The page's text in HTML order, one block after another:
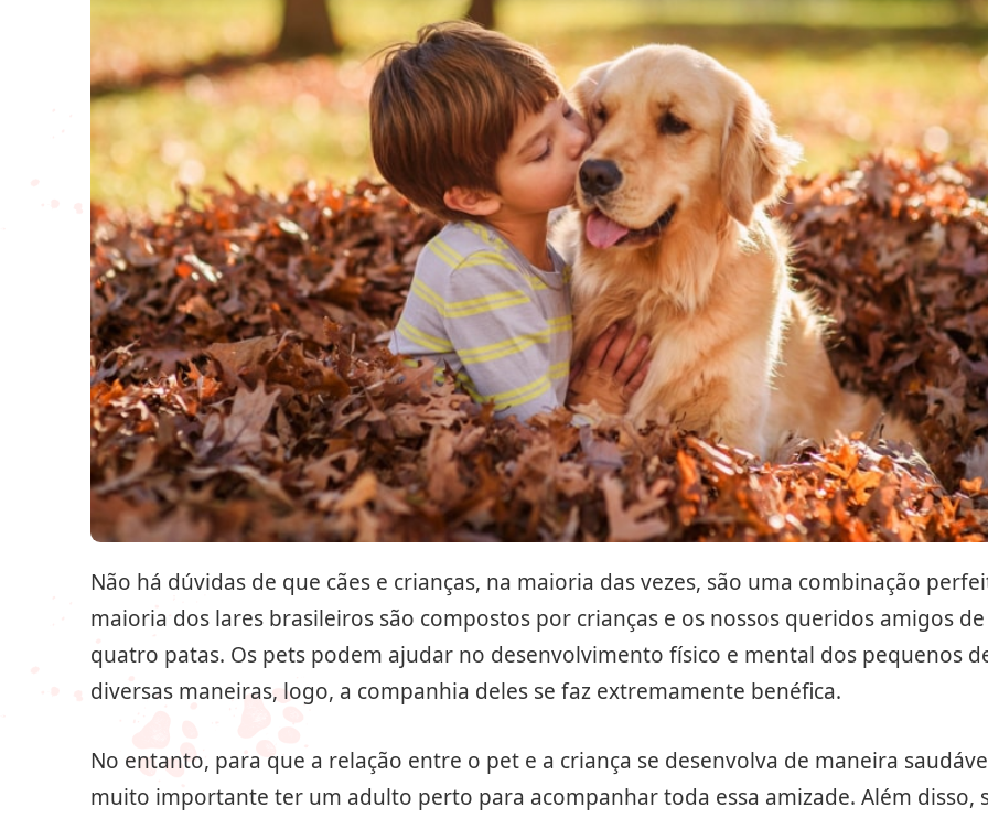
Não há dúvidas de que cães e crianças, na maioria das vezes, são uma combinação
maioria dos lares brasileiros são compostos por crianças e os nossos queridos amigos de
quatro patas. Os pets podem ajudar no desenvolvimento físico e mental dos pequenos
diversas maneiras, logo, a companhia deles se faz extremamente benéfica.
No entanto, para que a relação entre o pet e a criança se desenvolva de maneira
muito importante ter um adulto perto para acompanhar toda essa amizade. Além disso,